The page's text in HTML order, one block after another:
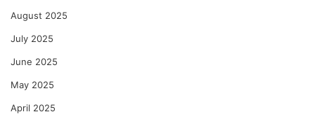
August 2025
July 2025
June 2025
May 2025
April 2025